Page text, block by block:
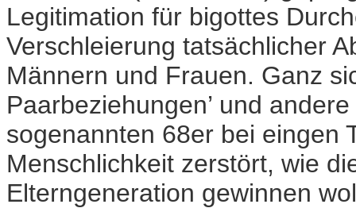
Legitimation für bigottes
Verschleierung tatsächlicher
Männern und Frauen. Ganz
Paarbeziehungen’ und
sogenannten 68er bei eingen
Menschlichkeit zerstört, wie
Elterngeneration gewinnen